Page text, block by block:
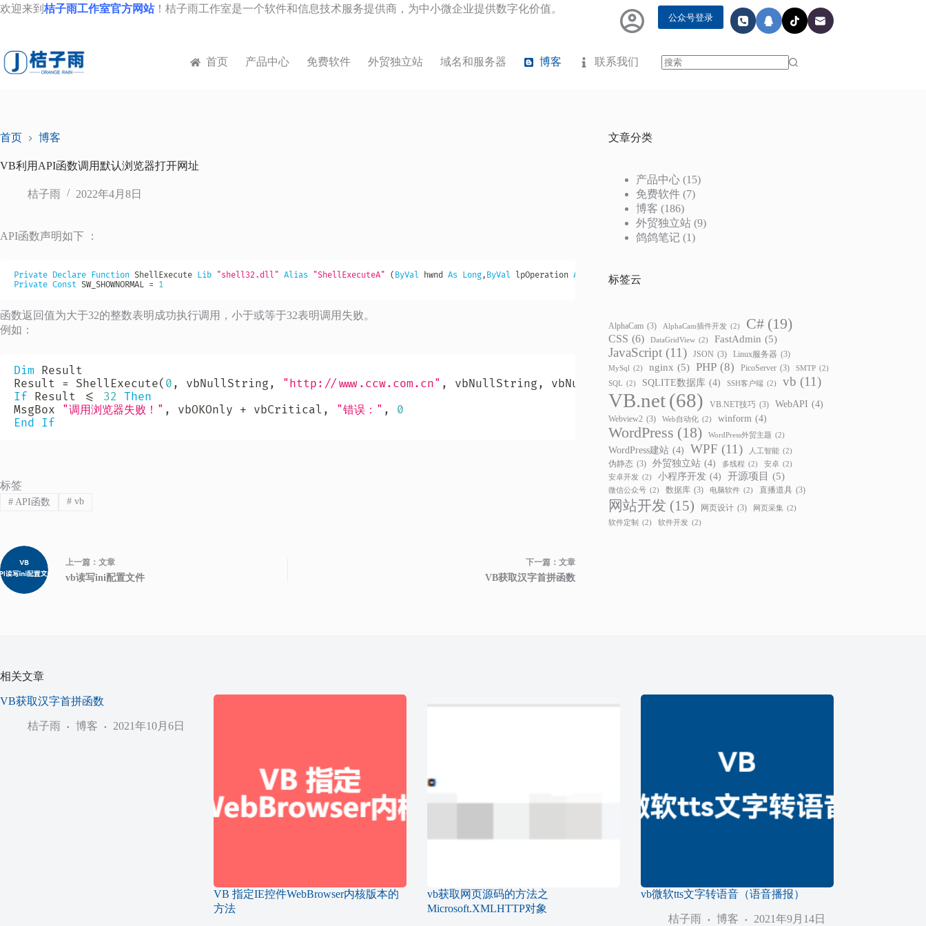
跳
容
欢迎来到 桔子雨工作室官方网站！桔子雨工作室是一个软件和信息技术服务提供商，为中小微企业提供数字化价值。
公众号登录
首页 产品中心 免费软件 外贸独立站 域名和服务器 博客
联系我们
首页 博客
VB利用API函数调用默认浏览器打开网址
桔子雨 2022年4月8日
API函数声明如下 ：
Private Declare Function ShellExecute Lib "shell32.dll" Alias "ShellExecuteA" ( ByVal hwnd As Long, ByVal lpOperation As String, ByVal
Private Const SW_SHOWNORMAL = 1
函数返回值为大于32的整数表明成功执行调用，小于或等于32表明调用失败。
例如：
Dim Result
Result = ShellExecute( 0 , vbNullString , "http://www.ccw.com.cn" , vbNullString , vbNullString, SW_SHOWNORMAL)
If Result <= 32 Then
MsgBox "调用浏览器失败！" , vbOKOnly + vbCritical , "错误：" ,
0
End If
标签
#API函数 #vb
上一篇： 文章
vb读写ini配置文件
下一篇： 文章
VB获取汉字首拼函数
文章分类
产品中心 (15)
免费软件 (7)
博客 (186)
外贸独立站 (9)
鸽鸽笔记 (1)
标签云
AlphaCam (3) AlphaCam插件开发 (2) C# (19)
CSS (6) DataGridView (2) FastAdmin (5)
JavaScript (11) JSON (3) Linux服务器 (3)
MySql (2) nginx (5) PHP (8) PicoServer (3) SMTP (2)
SQL (2) SQLITE数据库 (4) SSH客户端 (2) vb (11)
VB.net(68) VB.NET技巧 (3) WebAPI (4)
Webview2 (3) Web自动化 (2) winform (4)
WordPress (18) WordPress外贸主题 (2)
WordPress建站 (4) WPF (11) 人工智能 (2)
伪静态 (3) 外贸独立站 (4) 多线程 (2) 安卓 (2)
安卓开发 (2) 小程序开发 (4) 开源项目 (5)
微信公众号 (2) 数据库 (3) 电脑软件 (2) 直播道具 (3)
网站开发 (15) 网页设计 (3) 网页采集 (2)
软件定制
(2) 软件开发 (2)
相关文章
VB获取汉字首拼函数
桔子雨 博客 2021年10月6日
VB 指定IE控件WebBrowser内核版本的
方法
vb获取网页源码的方法之
Microsoft.XMLHTTP对象
vb微软tts文字转语音（语音播报）
桔子雨 博客 2021年9月14日